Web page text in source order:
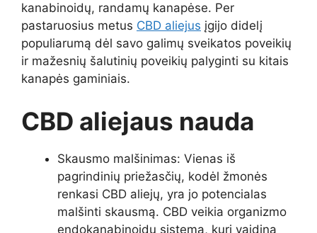
kanabinoidų, randamų kanapėse. Per
pastaruosius metus CBD aliejus įgijo didelį
populiarumą dėl savo galimų sveikatos poveikių
ir mažesnių šalutinių poveikių palyginti su kitais
kanapės gaminiais.
CBD aliejaus nauda
Skausmo malšinimas: Vienas iš
pagrindinių priežasčių, kodėl žmonės
renkasi CBD aliejų, yra jo potencialas
malšinti skausmą. CBD veikia organizmo
endokanabinoidų sistemą, kuri vaidina